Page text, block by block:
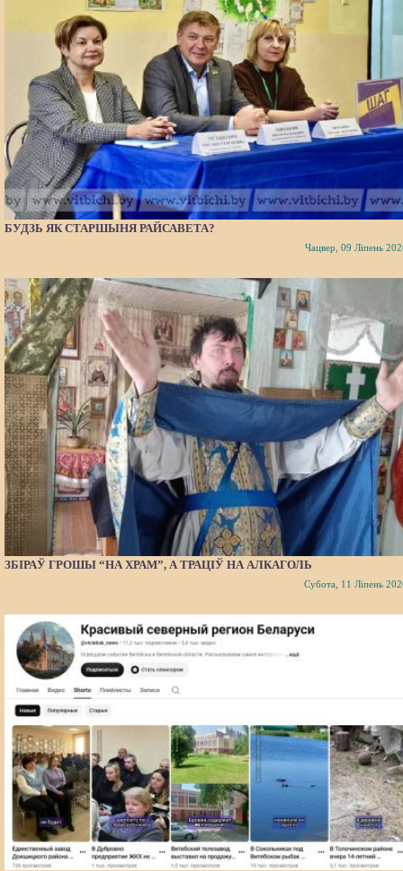
БУДЗЬ ЯК СТАРШЫНЯ РАЙСАВЕТА?
Чацвер, 09 Ліпень
ЗБІРАЎ ГРОШЫ “НА ХРАМ”, А ТРАЦІЎ НА АЛКАГОЛЬ
Субота, 11 Ліпень